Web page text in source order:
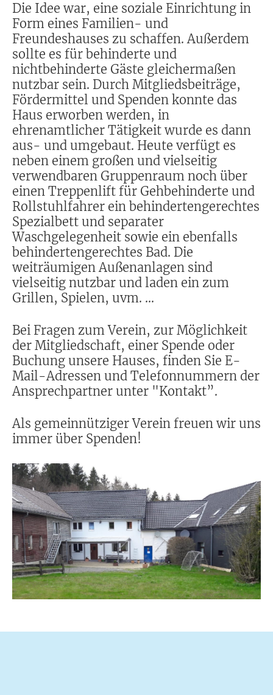
Die Idee war, eine soziale Einrichtung in
Form eines Familien- und
Freundeshauses zu schaffen. Außerdem
sollte es für behinderte und
nichtbehinderte Gäste gleichermaßen
nutzbar sein. Durch Mitgliedsbeiträge,
Fördermittel und Spenden konnte das
Haus erworben werden, in
ehrenamtlicher Tätigkeit wurde es dann
aus- und umgebaut. Heute verfügt es
neben einem großen und vielseitig
verwendbaren Gruppenraum noch über
einen Treppenlift für Gehbehinderte und
Rollstuhlfahrer ein behindertengerechtes
Spezialbett und separater
Waschgelegenheit sowie ein ebenfalls
behindertengerechtes Bad. Die
weiträumigen Außenanlagen sind
vielseitig nutzbar und laden ein zum
Grillen, Spielen, uvm. ...
Bei Fragen zum Verein, zur Möglichkeit
der Mitgliedschaft, einer Spende oder
Buchung unsere Hauses, finden Sie E-
Mail-Adressen und Telefonnummern der
Ansprechpartner unter "Kontakt”.
Als gemeinnütziger Verein freuen wir uns
immer über Spenden!